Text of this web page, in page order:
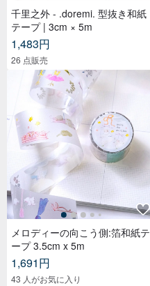
千里之外 - .doremi. 型抜き和紙
テープ | 3cm × 5m
1,483円
26 点販売
メロディーの向こう側:箔和紙テ
ープ 3.5cm x 5m
1,691円
43 人がお気に入り